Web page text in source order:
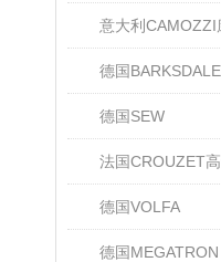
意大利CAMOZZI
德国
德国SEW
法国CROUZET
德国VOLFA
德国MEGATRON